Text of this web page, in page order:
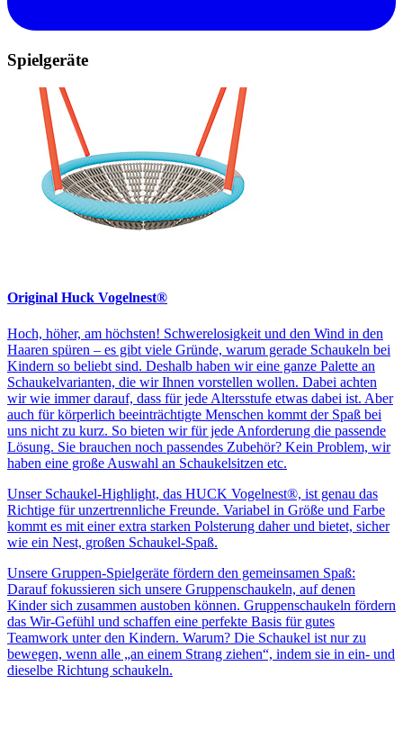
Spielgeräte
Original Huck Vogelnest®
Hoch, höher, am höchsten! Schwerelosigkeit und den Wind in den
Haaren spüren – es gibt viele Gründe, warum gerade Schaukeln bei
Kindern so beliebt sind. Deshalb haben wir eine ganze Palette an
Schaukelvarianten, die wir Ihnen vorstellen wollen. Dabei achten
wir wie immer darauf, dass für jede Altersstufe etwas dabei ist. Aber
auch für körperlich beeinträchtigte Menschen kommt der Spaß bei
uns nicht zu kurz. So bieten wir für jede Anforderung die passende
Lösung. Sie brauchen noch passendes Zubehör? Kein Problem, wir
haben eine große Auswahl an Schaukelsitzen etc.
Unser Schaukel-Highlight, das HUCK Vogelnest®, ist genau das
Richtige für unzertrennliche Freunde. Variabel in Größe und Farbe
kommt es mit einer extra starken Polsterung daher und bietet, sicher
wie ein Nest, großen Schaukel-Spaß.
Unsere Gruppen-Spielgeräte fördern den gemeinsamen Spaß:
Darauf fokussieren sich unsere Gruppenschaukeln, auf denen
Kinder sich zusammen austoben können. Gruppenschaukeln fördern
das Wir-Gefühl und schaffen eine perfekte Basis für gutes
Teamwork unter den Kindern. Warum? Die Schaukel ist nur zu
bewegen, wenn alle „an einem Strang ziehen“, indem sie in ein- und
dieselbe Richtung schaukeln.